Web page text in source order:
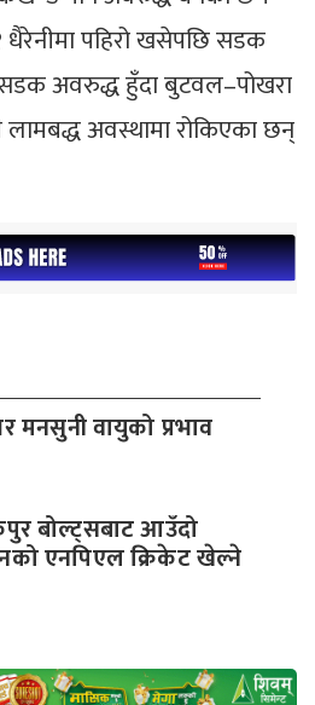
धैरेनीमा पहिरो खसेपछि सडक
अवरुद्ध हुँदा बुटवल–पोखरा
अवस्थामा रोकिएका छन्
मनसुनी वायुको प्रभाव
बोल्ट्सबाट आउँदो
एनपिएल क्रिकेट खेल्ने